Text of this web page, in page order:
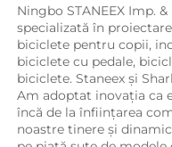
Ningbo STANEEX Imp.
specializată în
biciclete pentru copii,
biciclete cu pedale,
biciclete. Staneex și
Am adoptat inovația ca
încă de la înființarea
noastre tinere și